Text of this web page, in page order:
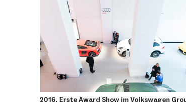
2016, Erste Award Show im Volkswagen